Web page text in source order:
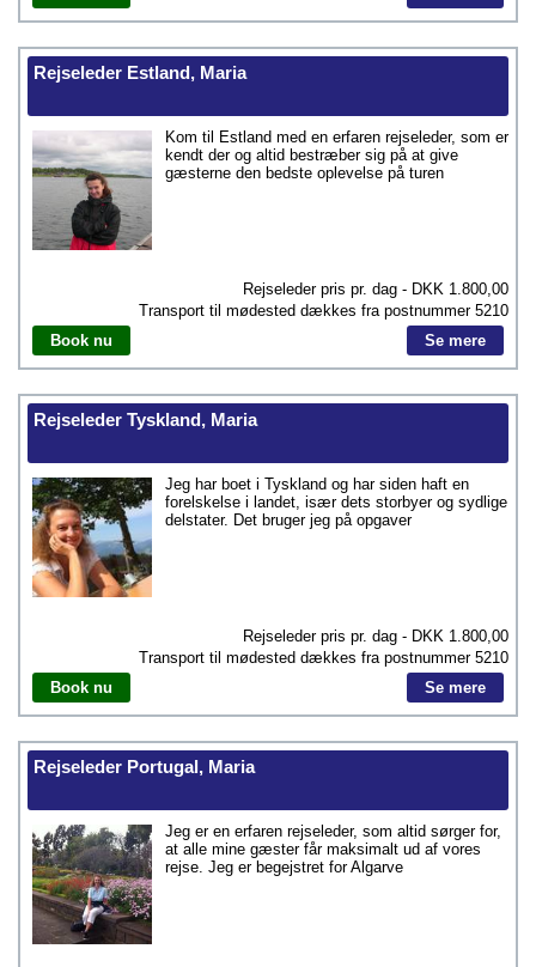
Rejseleder Estland, Maria
Kom til Estland med en erfaren rejseleder, som er
kendt der og altid bestræber sig på at give
gæsterne den bedste oplevelse på turen
Rejseleder pris pr. dag - DKK 1.800,00
Transport til mødested dækkes fra postnummer 5210
Book nu
Se mere
Rejseleder Tyskland, Maria
Jeg har boet i Tyskland og har siden haft en
forelskelse i landet, især dets storbyer og sydlige
delstater. Det bruger jeg på opgaver
Rejseleder pris pr. dag - DKK 1.800,00
Transport til mødested dækkes fra postnummer 5210
Book nu
Se mere
Rejseleder Portugal, Maria
Jeg er en erfaren rejseleder, som altid sørger for,
at alle mine gæster får maksimalt ud af vores
rejse. Jeg er begejstret for Algarve